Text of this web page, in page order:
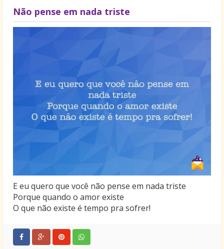
Não pense em nada triste
E eu quero que você não pense em nada triste
Porque quando o amor existe
O que não existe é tempo pra sofrer!